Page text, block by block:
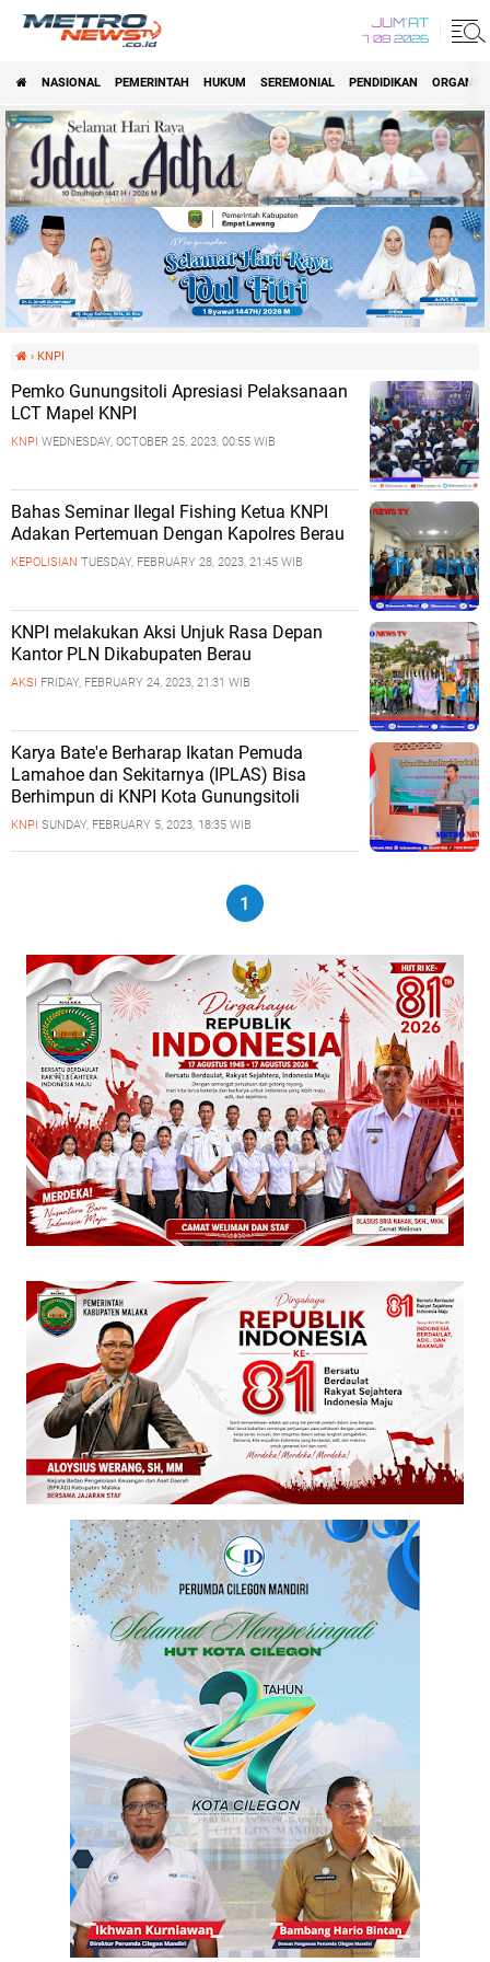
JUM'AT
7 08 2026
NASIONAL PEMERINTAH HUKUM SEREMONIAL PENDIDIKAN
› KNPI
Pemko Gunungsitoli Apresiasi Pelaksanaan
LCT Mapel KNPI
KNPI WEDNESDAY, OCTOBER 25, 2023, 00:55 WIB
Bahas Seminar Ilegal Fishing Ketua KNPI
Adakan Pertemuan Dengan Kapolres Berau
KEPOLISIAN TUESDAY, FEBRUARY 28, 2023, 21:45 WIB
KNPI melakukan Aksi Unjuk Rasa Depan
Kantor PLN Dikabupaten Berau
AKSI FRIDAY, FEBRUARY 24, 2023, 21:31 WIB
Karya Bate'e Berharap Ikatan Pemuda
Lamahoe dan Sekitarnya (IPLAS) Bisa
Berhimpun di KNPI Kota Gunungsitoli
KNPI SUNDAY, FEBRUARY 5, 2023, 18:35 WIB
1